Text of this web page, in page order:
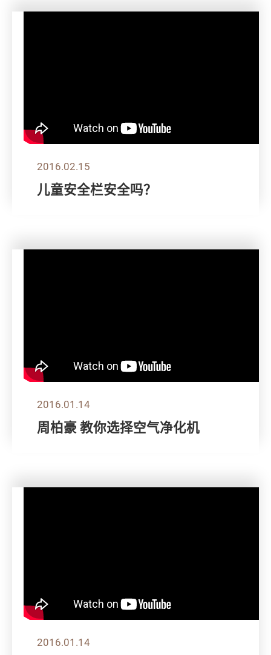
2016.02.15
儿童安全栏安全吗？
2016.01.14
周柏豪 教你选择空气净化机
2016.01.14